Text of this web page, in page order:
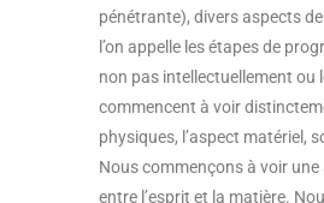
pénétrante), divers aspects
l’on appelle les étapes de
non pas intellectuellement ou
commencent à voir
physiques, l’aspect matériel,
Nous commençons à voir
entre l’esprit et la matière.